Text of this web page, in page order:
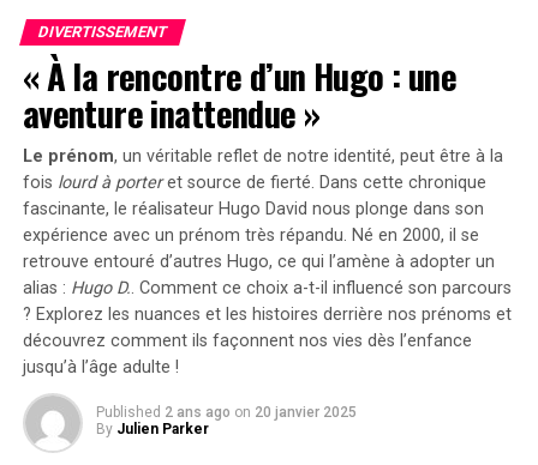
« inestimable » en côtoyant des joueurs plus
expérimentés en Russie :
Le coach de SKA, Roman
Rotenberg, a récemment eu
une réunion Zoom avec
Hughes et Gorton pour
discuter d’Ivan Demidov.
Nous avons eu une
« conversation très positive
sur la manière dont nous
DIVERTISSEMENT
« À la rencontre d’un Hugo : une
aventure inattendue »
Le prénom, un véritable reflet de notre identité, peut être à la
fois lourd à porteret source de fierté. Dans cette chronique
fascinante, le réalisateur Hugo David nous plonge dans son
expérience avec un prénom très répandu. Né en 2000, il se
retrouve entouré d’autres Hugo, ce qui l’amène à adopter un
alias : Hugo D.. Comment ce choix a-t-il influencé son parcours
? Explorez les nuances et les histoires derrière nos prénoms et
découvrez comment ils façonnent nos vies dès l’enfance
jusqu’à l’âge adulte !
Published 2 ans ago on 20 janvier 2025
By Julien Parker